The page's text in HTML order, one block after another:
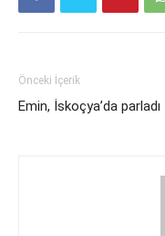
Önceki İçerik
Emin, İskoçya’da parladı